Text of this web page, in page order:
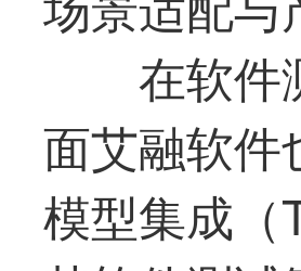
在软件
面艾融软件
模型集成（